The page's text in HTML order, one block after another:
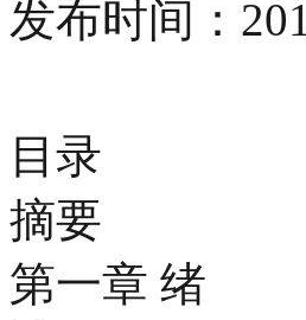
发布时间：
目录
摘要
第一章 绪